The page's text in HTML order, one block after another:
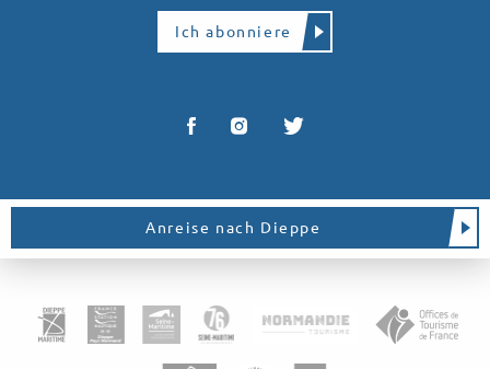
Ich abonniere
Anreise nach Dieppe